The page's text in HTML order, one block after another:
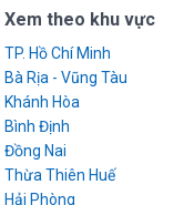
Xem theo khu vực
TP. Hồ Chí Minh
Bà Rịa - Vũng Tàu
Khánh Hòa
Bình Định
Đồng Nai
Thừa Thiên Huế
Hải Phòng